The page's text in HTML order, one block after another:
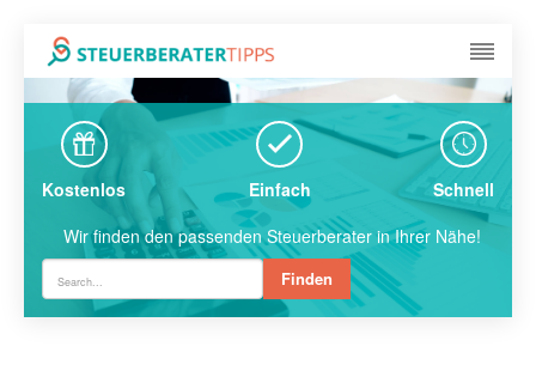
Kostenlos Einfach
Schnell
Wir finden den passenden Steuerberater in Ihrer Nähe!
Finden